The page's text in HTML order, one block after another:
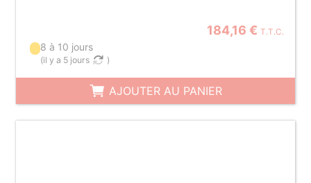
184,16 € T.T.C.
8 à 10 jours
(il y a 5 jours )
AJOUTER AU PANIER